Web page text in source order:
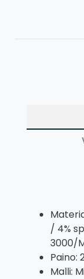
/ 4%
3000/
Paino:
Malli: